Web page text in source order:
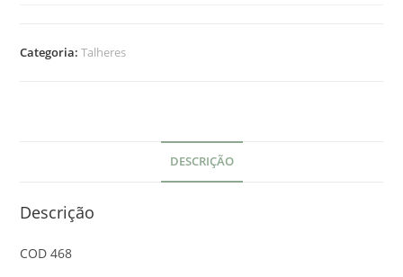
Categoria:Talheres
DESCRIÇÃO
Descrição
COD 468